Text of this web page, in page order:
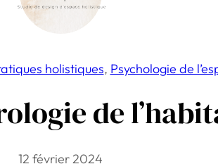
holistiques, Psychologie de
de
12 février 2024